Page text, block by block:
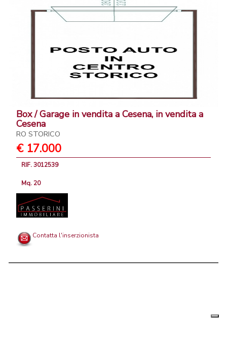
Box / Garage in vendita a Cesena, in vendita a
Cesena
RO STORICO
€ 17.000
RIF. 3012539
Mq. 20
Contatta l'inserzionista